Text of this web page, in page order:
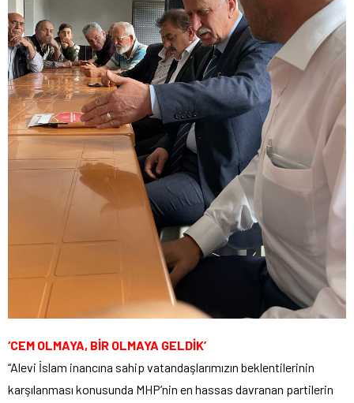
‘CEM OLMAYA, BİR OLMAYA GELDİK’
“Alevi İslam inancına sahip vatandaşlarımızın beklentilerinin
karşılanması konusunda MHP’nin en hassas davranan partilerin